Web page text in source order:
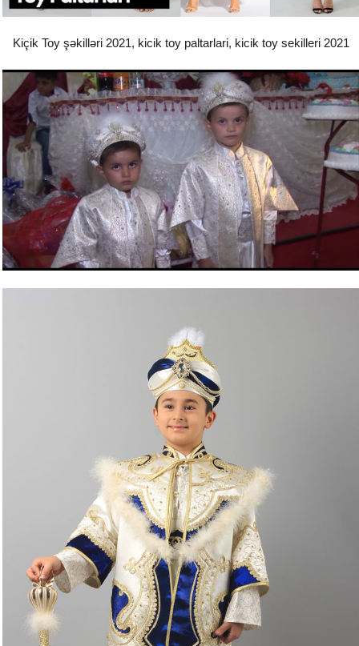
Kiçik Toy şəkilləri 2021, kicik toy paltarlari, kicik toy sekilleri 2021